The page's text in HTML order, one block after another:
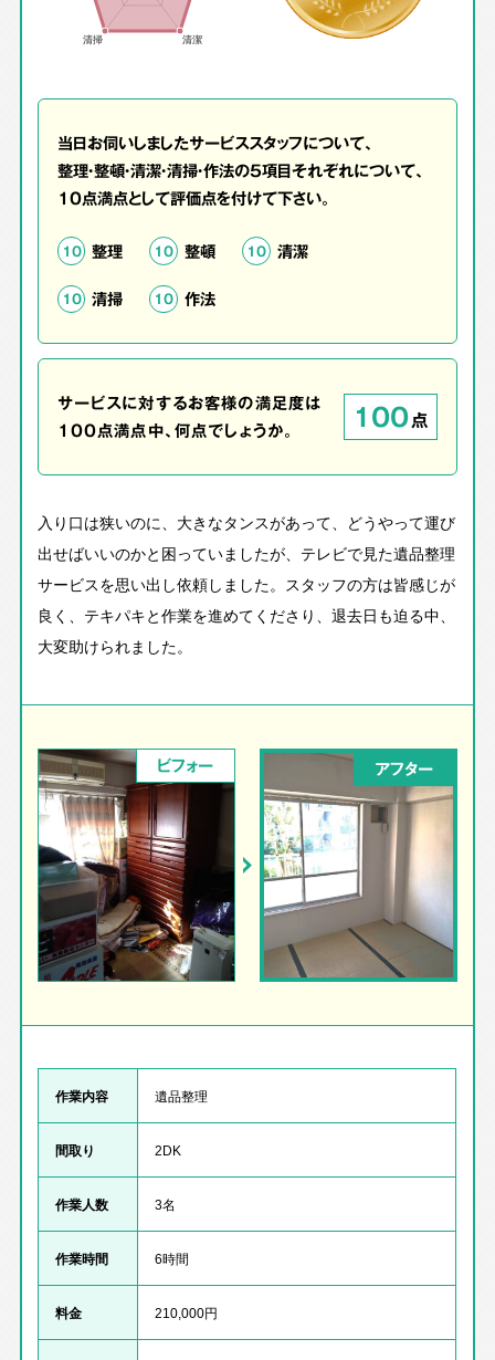
当日お伺いしましたサービススタッフについて、
整理・整頓・清潔・清掃・作法の5項目それぞれについて、
10点満点として評価点を付けて下さい。
10 整理 10 整頓 10 清潔
10 清掃 10 作法
サービスに対するお客様の満足度は
100点満点中、何点でしょうか。
100点
入り口は狭いのに、大きなタンスがあって、どうやって運び
出せばいいのかと困っていましたが、テレビで見た遺品整理
サービスを思い出し依頼しました。スタッフの方は皆感じが
良く、テキパキと作業を進めてくださり、退去日も迫る中、
大変助けられました。
ビフォー アフター
作業内容 遺品整理
間取り 2DK
作業人数 3名
作業時間 6時間
料金 210,000円